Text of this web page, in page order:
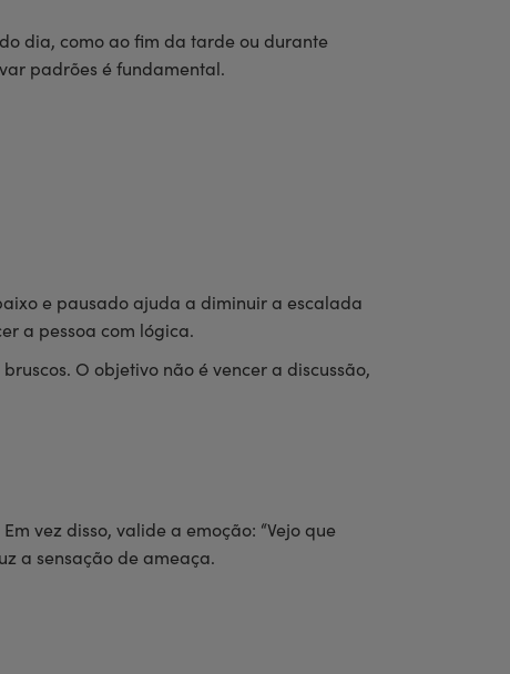
dia, como ao fim da tarde ou durante
padrões é fundamental.
e pausado ajuda a diminuir a escalada
a pessoa com lógica.
O objetivo não é vencer a discussão,
vez disso, valide a emoção: “Vejo que
a sensação de ameaça.